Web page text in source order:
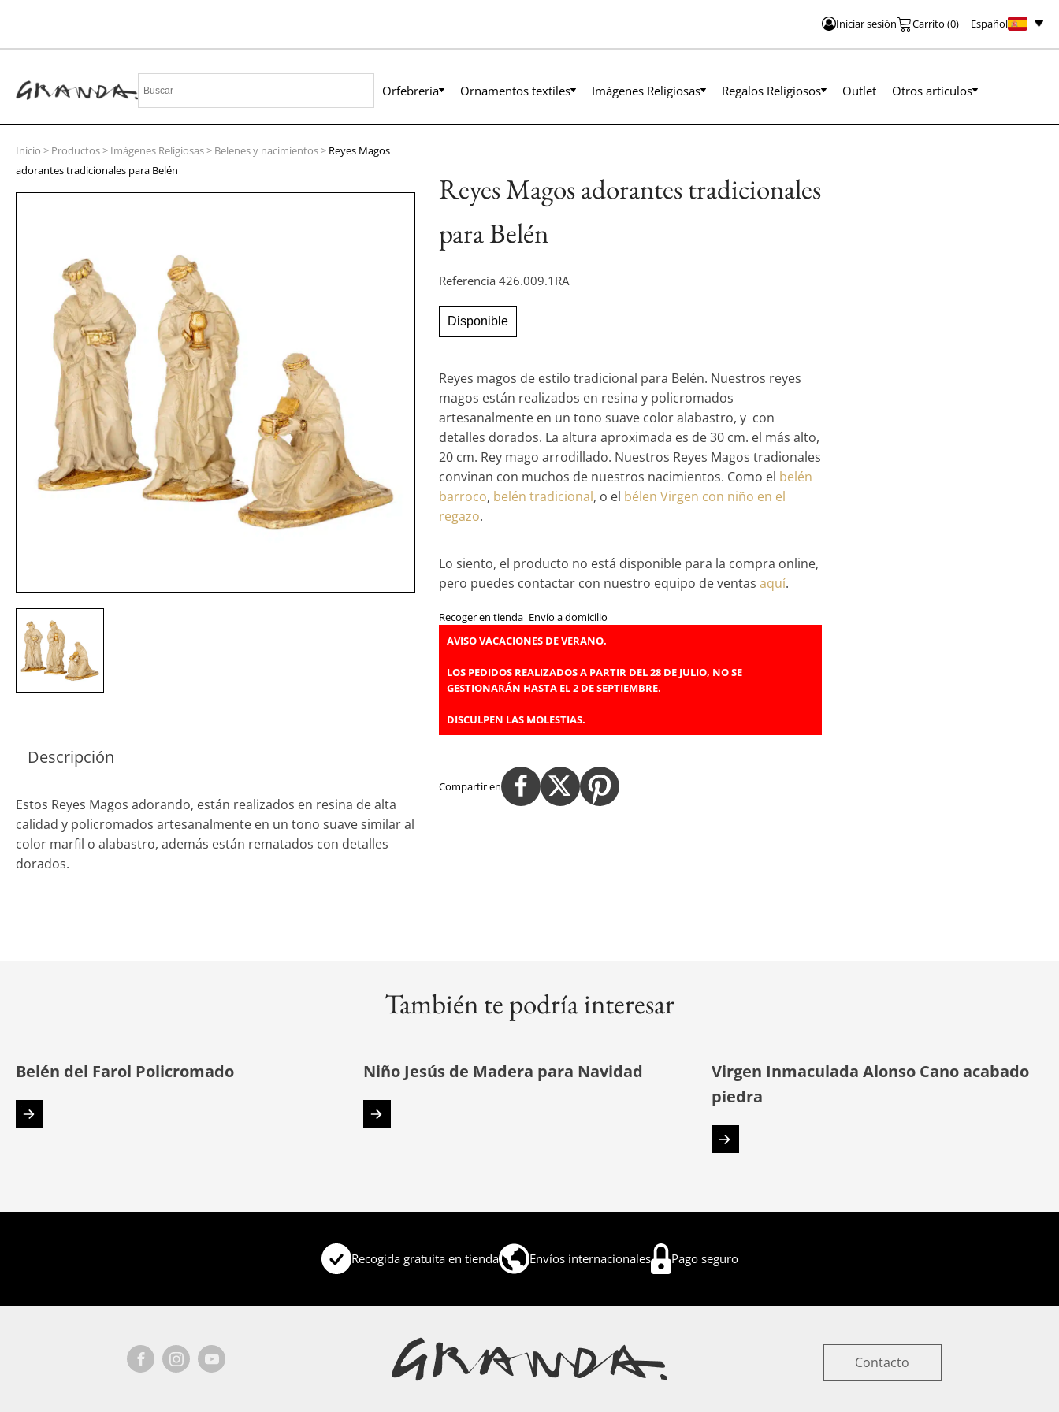
Iniciar sesión Carrito (0) Español
Orfebrería Ornamentos textiles Imágenes Religiosas Regalos Religiosos Outlet Otros artículos
Inicio > Productos> Imágenes Religiosas> Belenes y nacimientos> Reyes Magos
adorantes tradicionales para Belén
Descripción
Estos Reyes Magos adorando, están realizados en resina de alta
calidad y policromados artesanalmente en un tono suave similar al
color marfil o alabastro, además están rematados con detalles
dorados.
Reyes Magos adorantes tradicionales
para Belén
Referencia 426.009.1RA
Disponible
Reyes magos de estilo tradicional para Belén. Nuestros reyes
magos están realizados en resina y policromados
artesanalmente en un tono suave color alabastro, y con
detalles dorados. La altura aproximada es de 30 cm. el más alto,
20 cm. Rey mago arrodillado. Nuestros Reyes Magos tradionales
convinan con muchos de nuestros nacimientos. Como el belén
barroco, belén tradicional, o el bélen Virgen con niño en el
regazo.
Lo siento, el producto no está disponible para la compra online,
pero puedes contactar con nuestro equipo de ventas aquí.
Recoger en tienda| Envío a domicilio
AVISO VACACIONES DE VERANO.
LOS PEDIDOS REALIZADOS A PARTIR DEL 28 DE JULIO, NO SE
GESTIONARÁN HASTA EL 2 DE SEPTIEMBRE.
DISCULPEN LAS MOLESTIAS.
Compartir en
También te podría interesar
Belén del Farol Policromado Niño Jesús de Madera para Navidad
Virgen Inmaculada Alonso Cano acabado
piedra
Recogida gratuita en tienda Envíos internacionales Pago seguro
Contacto